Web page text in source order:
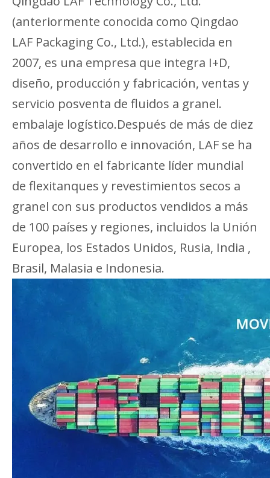
(anteriormente conocida como Qingdao
LAF Packaging Co., Ltd.), establecida en
2007, es una empresa que integra I+D,
diseño, producción y fabricación, ventas y
servicio posventa de fluidos a granel.
embalaje logístico.Después de más de diez
años de desarrollo e innovación, LAF se ha
convertido en el fabricante líder mundial
de flexitanques y revestimientos secos a
granel con sus productos vendidos a más
de 100 países y regiones, incluidos la Unión
Europea, los Estados Unidos, Rusia, India ,
Brasil, Malasia e Indonesia.